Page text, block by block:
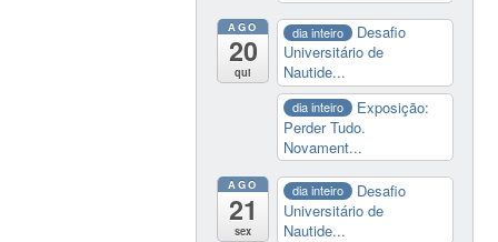
AGO
20
qui
dia inteiro
Desafio
Universitário de
Nautide...
dia inteiro
Exposição:
Perder Tudo.
Novament...
AGO
21
sex
dia inteiro
Desafio
Universitário de
Nautide...